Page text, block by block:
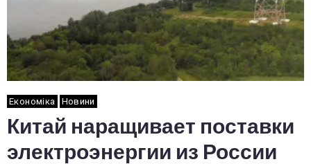
Економіка Новини
Китай наращивает поставки
электроэнергии из России